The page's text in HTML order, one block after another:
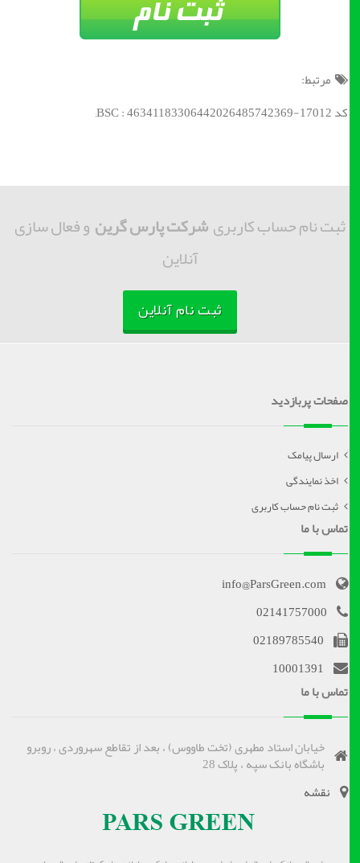
مرتبط:
کد BSC : 46341183306442026485742369-17012;
ثبت نام حساب کاربریشرکت پارس گرینو فعال سازی
آنلاین
ثبت نام آنلاین
صفحات پربازدید
ارسال پیامک
اخذ نمایندگی
ثبت نام حساب کاربری
تماس با ما
info@ParsGreen.com
02141757000
02189785540
10001391
تماس با ما
خیابان استاد مطهری (تخت طاووس) ، بعد از تقاطع سهروردی ، روبرو
باشگاه بانک سپه ، پلاک 28
نقشه